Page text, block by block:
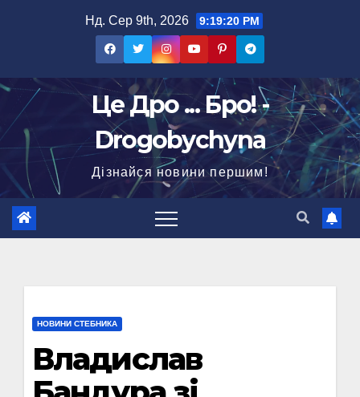
Нд. Сер 9th, 2026 9:19:21 PM
Це Дро ... Бро! -
Drogobychyna
Дізнайся новини першим!
НОВИНИ СТЕБНИКА
Владислав